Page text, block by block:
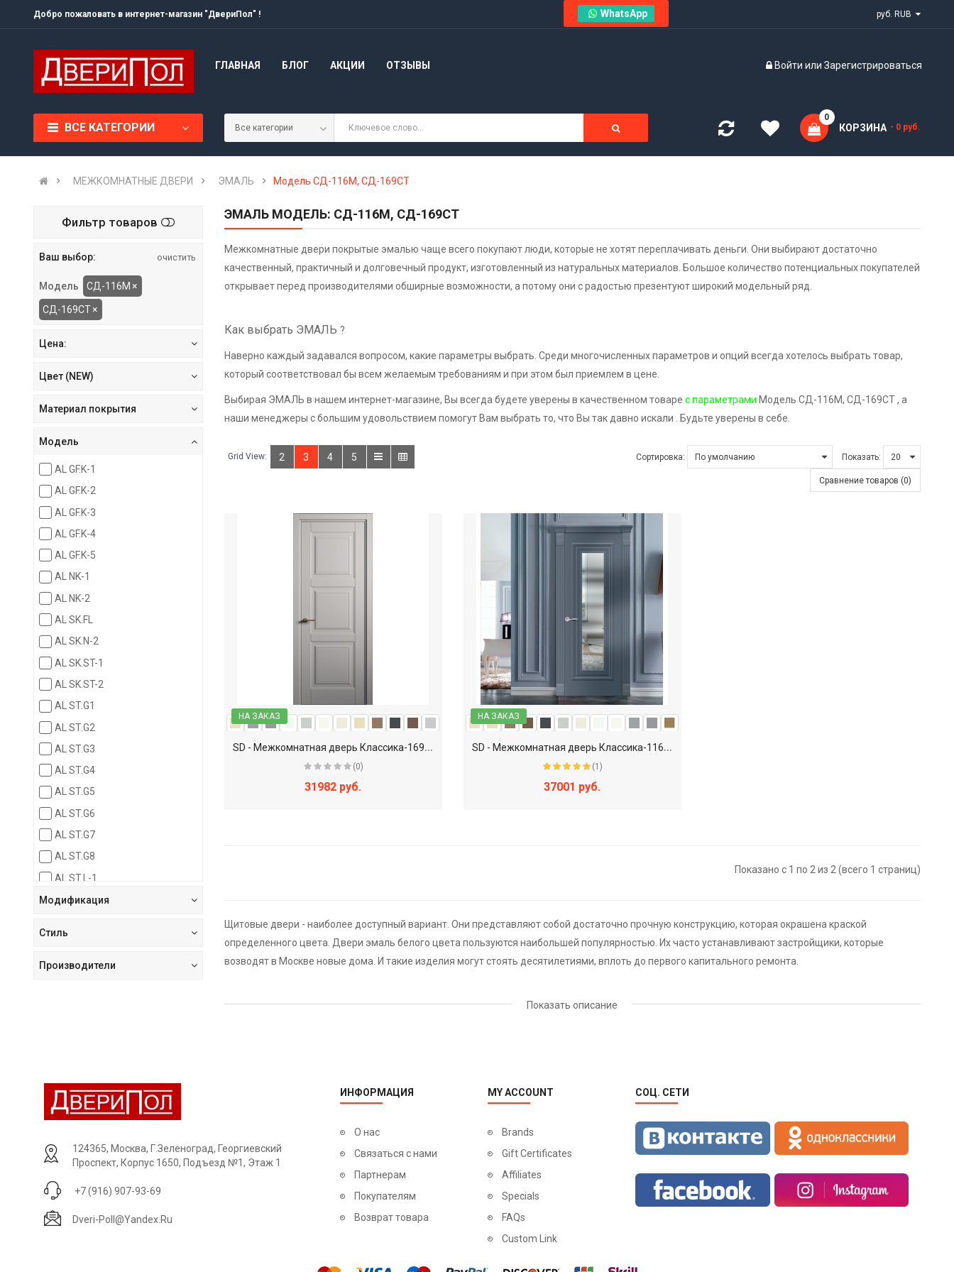
Добро пожаловать в интернет-магазин "ДвериПол" ! WhatsApp
ГЛАВНАЯ БЛОГ АКЦИИ ОТЗЫВЫ Войти или Зарегистрироваться
ВСЕ КАТЕГОРИИ КОРЗИНА
0
- 0 руб.
МЕЖКОМНАТНЫЕ ДВЕРИ ЭМАЛЬ Модель СД-116М, СД-169СТ
Фильтр товаров
Ваш выбор: очистить
Модель СД-116М ×
СД-169СТ×
Цена:
Цвет (NEW)
Материал покрытия
Модель
AL GF.K-1
AL GF.K-2
AL GF.K-3
AL GF.K-4
AL GF.K-5
AL NK-1
AL NK-2
AL SK.FL
AL SK.N-2
AL SK.ST-1
AL SK.ST-2
AL ST.G1
AL ST.G2
AL ST.G3
AL ST.G4
AL ST.G5
AL ST.G6
AL ST.G7
AL ST.G8
AL ST.L-1
AL ST.L-2
GR-2
LGD.AR-Z.PG
N-1
N-3
PR-1
S-8L
SD.V-V1
Модификация
Стиль
Производители
ЭМАЛЬ МОДЕЛЬ: СД-116М, СД-169СТ
Межкомнатные двери покрытые эмалью чаще всего покупают люди, которые не хотят переплачивать деньги. Они выбирают достаточно
качественный, практичный и долговечный продукт, изготовленный из натуральных материалов. Большое количество потенциальных покупателей
открывает перед производителями обширные возможности, а потому они с радостью презентуют широкий модельный ряд.
Как выбрать ЭМАЛЬ ?
Наверно каждый задавался вопросом, какие параметры выбрать. Среди многочисленных параметров и опций всегда хотелось выбрать товар,
который соответствовал бы всем желаемым требованиям и при этом был приемлем в цене.
Выбирая ЭМАЛЬ в нашем интернет-магазине, Вы всегда будете уверены в качественном товаре с параметрами Модель СД-116М, СД-169СТ , а
наши менеджеры с большим удовольствием помогут Вам выбрать то, что Вы так давно искали . Будьте уверены в себе.
Grid View: 2 3 4 5 Сортировка: Показать:
Сравнение товаров (0)
НА ЗАКАЗ
S
D - Межкомнатная дверь Классика-169СТ (R-ST5)
(0)
31982 руб.
НА ЗАКАЗ
S
D - Межкомнатная дверь Классика-116М (EL-MRT2.1F)
(1)
37001 руб.
Показано с 1 по 2 из 2 (всего 1 страниц)
Щитовые двери - наиболее доступный вариант. Они представляют собой достаточно прочную конструкцию, которая окрашена краской
определенного цвета. Двери эмаль белого цвета пользуются наибольшей популярностью. Их часто устанавливают застройщики, которые
возводят в Москве новые дома. И такие изделия могут стоять десятилетиями, вплоть до первого капитального ремонта.
- в офисных помещениях,
- в квартирах, которые оформлены в светлых тонах,
- в государственных учреждениях,
- в медицинских клиниках и диагностических центрах.
Окрашенная краской поверхность великолепно поддается как очистке, так и дезинфекции. А потому межкомнатные белые двери эмаль
пользуются такой популярностью в обычных больницах.
Показать описание
124365, Москва, Г.Зеленоград, Георгиевский
Проспект, Корпус 1650, Подъезд №1, Этаж 1
+7 (916) 907-93-69
Dveri-Poll@yandex.ru
ИНФОРМАЦИЯ
О нас
Связаться с нами
Партнерам
Покупателям
Возврат товара
MY ACCOUNT
Brands
Gift Certificates
Affiliates
Specials
FAQs
Custom Link
СОЦ. СЕТИ